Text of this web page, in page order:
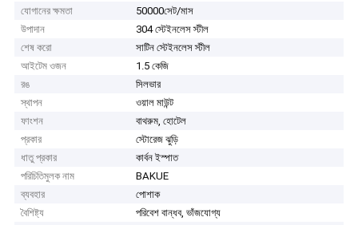
যোগানের ক্ষমতা
50000সেট/মাস
উপাদান
304 স্টেইনলেস স্টীল
শেষ করো
সাটিন স্টেইনলেস স্টীল
আইটেম ওজন
1.5 কেজি
রঙ
সিলভার
স্থাপন
ওয়াল মাউন্ট
ফাংশন
বাথরুম, হোটেল
প্রকার
স্টোরেজ ঝুড়ি
ধাতু প্রকার
কার্বন ইস্পাত
পরিচিতিমুলক নাম
BAKUE
ব্যবহার
পোশাক
বৈশিষ্ট্য
পরিবেশ বান্ধব, ভাঁজযোগ্য